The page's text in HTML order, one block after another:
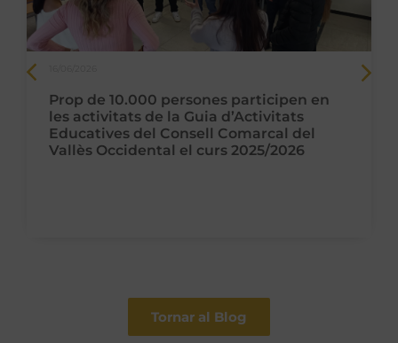
Prop de 10.000 persones participen en
les activitats de la Guia d’Activitats
Educatives del Consell Comarcal del
Vallès Occidental el curs 2025/2026
Tornar al Blog